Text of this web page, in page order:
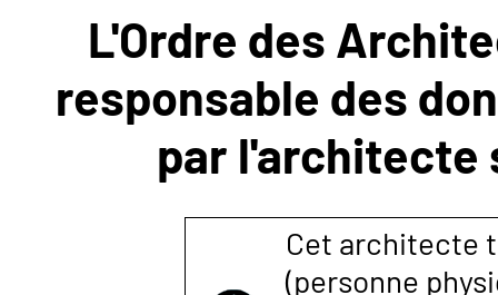
NOUS
CONTACTER
L'Ordre des
responsable des
par l'architecte
Cet architecte
(personne